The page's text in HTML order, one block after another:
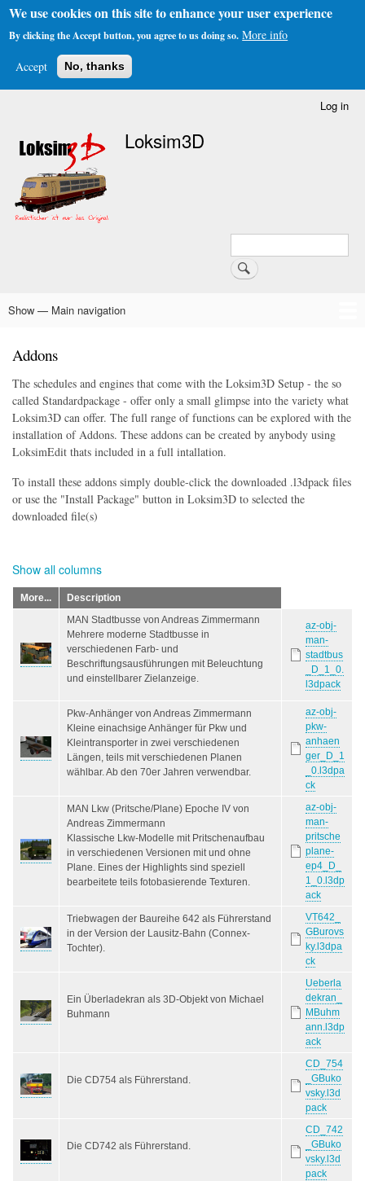
We use cookies on this site to enhance your user experience
By clicking the Accept button, you agree to us doing so. More info
Accept No, thanks
main
content
menu
Log in
Loksim3D
Search
Main
Show — Main navigation
Home
The Simulator
About Us
Download
Forums & Links
FAQs & Infos
Addons
Schedule Generator
Addons
The schedules and engines that come with the Loksim3D Setup - the so
called Standardpackage - offer only a small glimpse into the variety what
Loksim3D can offer. The full range of functions can be explored with the
installation of Addons. These addons can be created by anybody using
LoksimEdit thats included in a full intallation.
To install these addons simply double-click the downloaded .l3dpack files
or use the "Install Package" button in Loksim3D to selected the
downloaded file(s)
Show all columns
More...
Description
MAN Stadtbusse von Andreas Zimmermann
Mehrere moderne Stadtbusse in
verschiedenen Farb- und
Beschriftungsausführungen mit Beleuchtung
und einstellbarer Zielanzeige.
az-obj-
man-
stadtbus
_D_1_0.
l3dpack
Pkw-Anhänger von Andreas Zimmermann
Kleine einachsige Anhänger für Pkw und
Kleintransporter in zwei verschiedenen
Längen, teils mit verschiedenen Planen
wählbar. Ab den 70er Jahren verwendbar.
az-obj-
pkw-
anhaen
ger_D_1
_0.l3dpa
ck
MAN Lkw (Pritsche/Plane) Epoche IV von
Andreas Zimmermann
Klassische Lkw-Modelle mit Pritschenaufbau
in verschiedenen Versionen mit und ohne
Plane. Eines der Highlights sind speziell
bearbeitete teils fotobasierende Texturen.
az-obj-
man-
pritsche
plane-
ep4_D_
1_0.l3dp
ack
Triebwagen der Baureihe 642 als Führerstand
in der Version der Lausitz-Bahn (Connex-
Tochter).
VT642_
GBurovs
ky.l3dpa
ck
Ein Überladekran als 3D-Objekt von Michael
Buhmann
Ueberla
dekran_
MBuhm
ann.l3dp
ack
Die CD754 als Führerstand.
CD_754
_GBuko
vsky.l3d
pack
Die CD742 als Führerstand.
CD_742
_GBuko
vsky.l3d
pack